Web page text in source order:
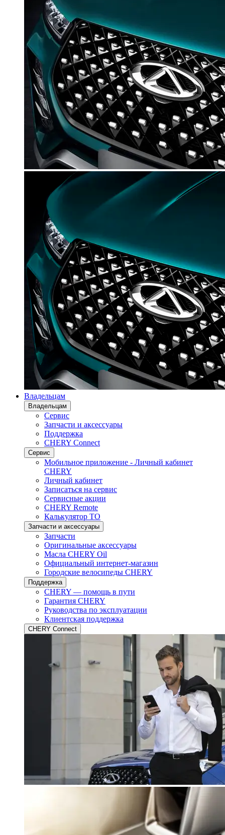
Владельцам
Владельцам
Сервис
Запчасти и аксессуары
Поддержка
CHERY Connect
Сервис
Мобильное приложение - Личный кабинет
CHERY
Личный кабинет
Записаться на сервис
Сервисные акции
CHERY Remote
Калькулятор ТО
Запчасти и аксессуары
Запчасти
Оригинальные аксессуары
Масла CHERY Oil
Официальный интернет-магазин
Городские велосипеды CHERY
Поддержка
CHERY — помощь в пути
Гарантия CHERY
Руководства по эксплуатации
Клиентская поддержка
CHERY Connect